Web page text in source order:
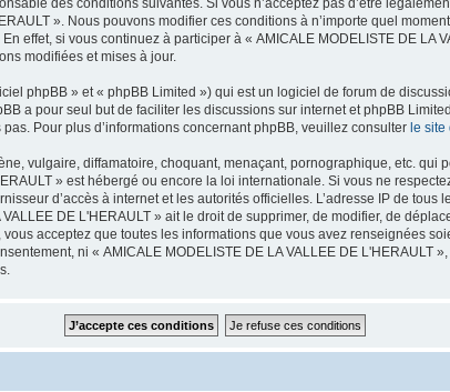
». Nous pouvons modifier ces conditions à n’importe quel
effet, si vous continuez à participer à « AMICALE MODELISTE DE LA
modifiées et mises à jour.
phpBB » et « phpBB Limited ») qui est un logiciel de forum de
a pour seul but de faciliter les discussions sur internet et phpBB
Pour plus d’informations concernant phpBB, veuillez consulter le site
vulgaire, diffamatoire, choquant, menaçant, pornographique, etc. qui
» est hébergé ou encore la loi internationale. Si vous ne
d’accès à internet et les autorités officielles. L’adresse IP de
DE L'HERAULT » ait le droit de supprimer, de modifier, de
acceptez que toutes les informations que vous avez renseignées
ni « AMICALE MODELISTE DE LA VALLEE DE L'HERAULT